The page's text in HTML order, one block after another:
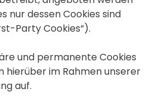
nur dessen Cookies sind
Party Cookies“).
und permanente Cookies
hierüber im Rahmen unserer
auf.